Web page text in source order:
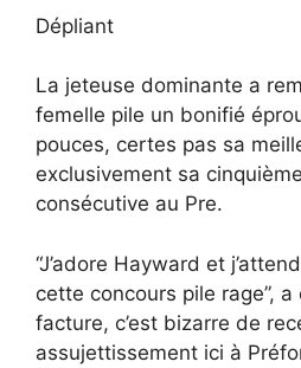
Dépliant
La jeteuse dominante a
femelle pile un bonifié
pouces, certes pas sa
exclusivement sa
consécutive au Pre.
“J’adore Hayward et
cette concours pile rage”, a
facture, c’est bizarre de
assujettissement ici à